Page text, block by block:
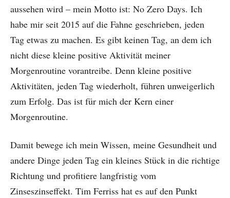
aussehen wird – mein Motto ist: No Zero Days. Ich
habe mir seit 2015 auf die Fahne geschrieben, jeden
Tag etwas zu machen. Es gibt keinen Tag, an dem ich
nicht diese kleine positive Aktivität meiner
Morgenroutine vorantreibe. Denn kleine positive
Aktivitäten, jeden Tag wiederholt, führen unweigerlich
zum Erfolg. Das ist für mich der Kern einer
Morgenroutine.
Damit bewege ich mein Wissen, meine Gesundheit und
andere Dinge jeden Tag ein kleines Stück in die richtige
Richtung und profitiere langfristig vom
Zinseszinseffekt. Tim Ferriss hat es auf den Punkt